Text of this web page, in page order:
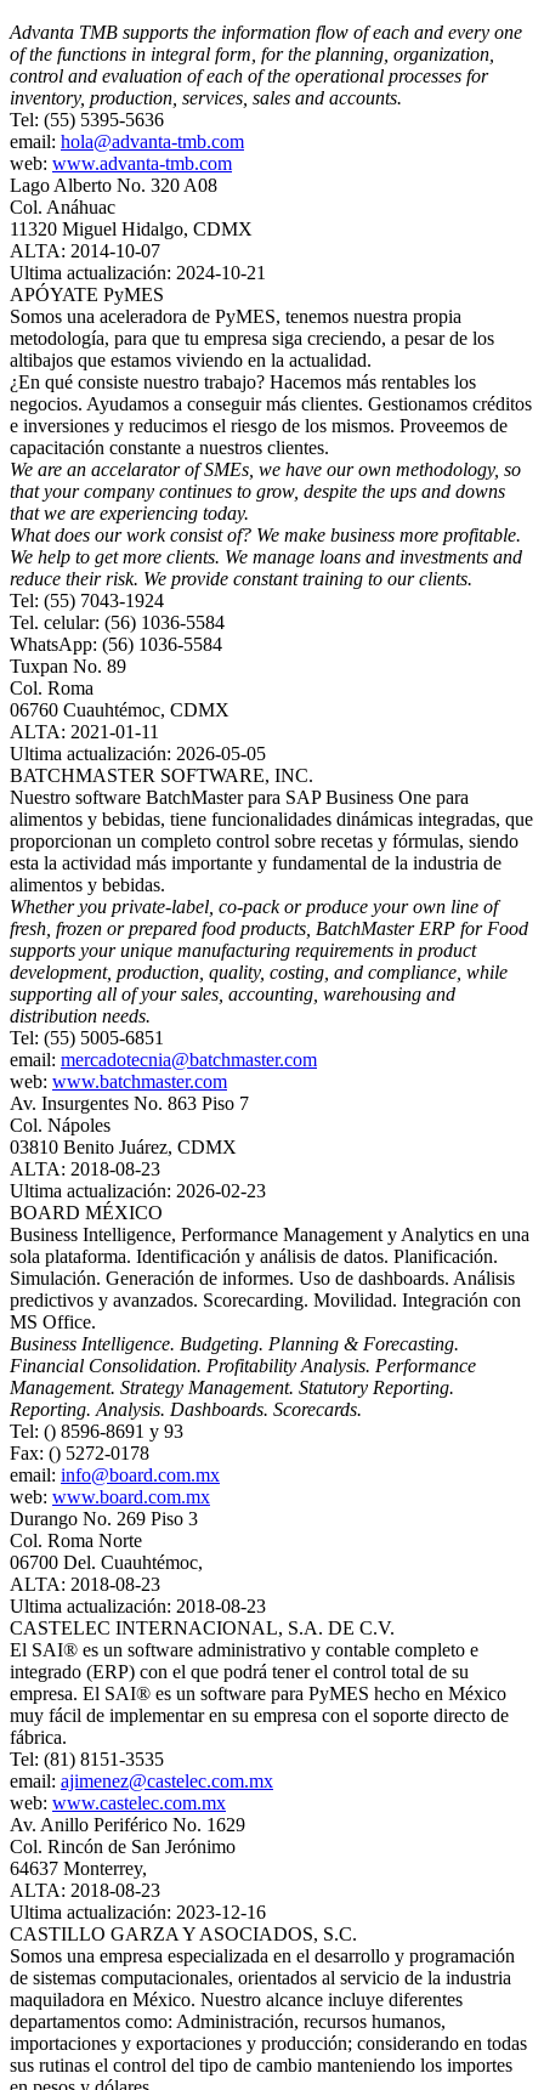
Advanta TMB supports the information flow of each and every one
of the functions in integral form, for the planning, organization,
control and evaluation of each of the operational processes for
inventory, production, services, sales and accounts.
Tel: (55) 5395-5636
email: hola@advanta-tmb.com
web: www.advanta-tmb.com
Lago Alberto No. 320 A08
Col. Anáhuac
11320 Miguel Hidalgo, CDMX
ALTA: 2014-10-07
Ultima actualización: 2024-10-21
APÓYATE PyMES
Somos una aceleradora de PyMES, tenemos nuestra propia
metodología, para que tu empresa siga creciendo, a pesar de los
altibajos que estamos viviendo en la actualidad.
¿En qué consiste nuestro trabajo? Hacemos más rentables los
negocios. Ayudamos a conseguir más clientes. Gestionamos créditos
e inversiones y reducimos el riesgo de los mismos. Proveemos de
capacitación constante a nuestros clientes.
We are an accelarator of SMEs, we have our own methodology, so
that your company continues to grow, despite the ups and downs
that we are experiencing today.
What does our work consist of? We make business more profitable.
We help to get more clients. We manage loans and investments and
reduce their risk. We provide constant training to our clients.
Tel: (55) 7043-1924
Tel. celular: (56) 1036-5584
WhatsApp: (56) 1036-5584
Tuxpan No. 89
Col. Roma
06760 Cuauhtémoc, CDMX
ALTA: 2021-01-11
Ultima actualización: 2026-05-05
BATCHMASTER SOFTWARE, INC.
Nuestro software BatchMaster para SAP Business One para
alimentos y bebidas, tiene funcionalidades dinámicas integradas, que
proporcionan un completo control sobre recetas y fórmulas, siendo
esta la actividad más importante y fundamental de la industria de
alimentos y bebidas.
Whether you private-label, co-pack or produce your own line of
fresh, frozen or prepared food products, BatchMaster ERP for Food
supports your unique manufacturing requirements in product
development, production, quality, costing, and compliance, while
supporting all of your sales, accounting, warehousing and
distribution needs.
Tel: (55) 5005-6851
email: mercadotecnia@batchmaster.com
web: www.batchmaster.com
Av. Insurgentes No. 863 Piso 7
Col. Nápoles
03810 Benito Juárez, CDMX
ALTA: 2018-08-23
Ultima actualización: 2026-02-23
BOARD MÉXICO
Business Intelligence, Performance Management y Analytics en una
sola plataforma. Identificación y análisis de datos. Planificación.
Simulación. Generación de informes. Uso de dashboards. Análisis
predictivos y avanzados. Scorecarding. Movilidad. Integración con
MS Office.
Business Intelligence. Budgeting. Planning & Forecasting.
Financial Consolidation. Profitability Analysis. Performance
Management. Strategy Management. Statutory Reporting.
Reporting. Analysis. Dashboards. Scorecards.
Tel: () 8596-8691 y 93
Fax: () 5272-0178
email: info@board.com.mx
web: www.board.com.mx
Durango No. 269 Piso 3
Col. Roma Norte
06700 Del. Cuauhtémoc,
ALTA: 2018-08-23
Ultima actualización: 2018-08-23
CASTELEC INTERNACIONAL, S.A. DE C.V.
El SAI® es un software administrativo y contable completo e
integrado (ERP) con el que podrá tener el control total de su
empresa. El SAI® es un software para PyMES hecho en México
muy fácil de implementar en su empresa con el soporte directo de
fábrica.
Tel: (81) 8151-3535
email: ajimenez@castelec.com.mx
web: www.castelec.com.mx
Av. Anillo Periférico No. 1629
Col. Rincón de San Jerónimo
64637 Monterrey,
ALTA: 2018-08-23
Ultima actualización: 2023-12-16
CASTILLO GARZA Y ASOCIADOS, S.C.
Somos una empresa especializada en el desarrollo y programación
de sistemas computacionales, orientados al servicio de la industria
maquiladora en México. Nuestro alcance incluye diferentes
departamentos como: Administración, recursos humanos,
importaciones y exportaciones y producción; considerando en todas
sus rutinas el control del tipo de cambio manteniendo los importes